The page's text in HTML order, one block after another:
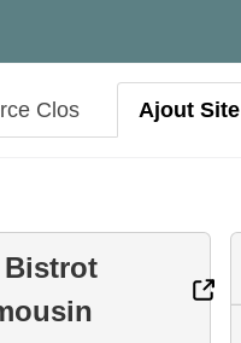
Clos Ajout Site
Bistrot